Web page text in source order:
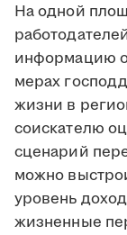
На одной
информацию
мерах
жизни в
соискателю
сценарий
можно
уровень
жизненные